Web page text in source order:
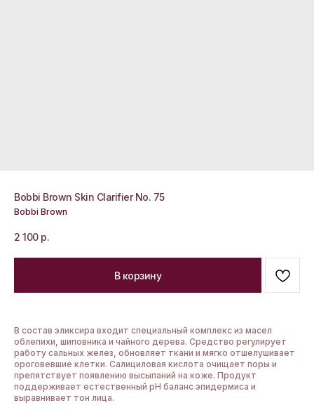
Bobbi Brown Skin Clarifier No. 75
Bobbi Brown
2 100 р.
В корзину
В состав эликсира входит специальный комплекс из масел
облепихи, шиповника и чайного дерева. Средство регулирует
работу сальных желез, обновляет ткани и мягко отшелушивает
ороговевшие клетки. Салициловая кислота очищает поры и
препятствует появлению высыпаний на коже. Продукт
поддерживает естественный pH баланс эпидермиса и
выравнивает тон лица.